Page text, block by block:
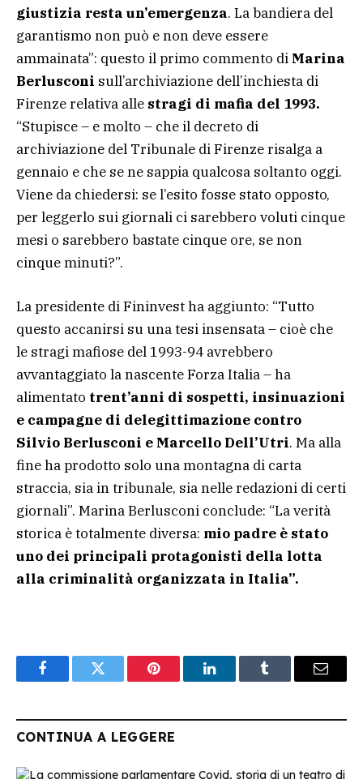
giustizia resta un’emergenza. La bandiera del
garantismo non può e non deve essere
ammainata”: questo il primo commento di Marina
Berlusconi sull’archiviazione dell’inchiesta di
Firenze relativa alle stragi di mafia del 1993.
“Stupisce – e molto – che il decreto di
archiviazione del Tribunale di Firenze risalga a
gennaio e che se ne sappia qualcosa soltanto oggi.
Viene da chiedersi: se l’esito fosse stato opposto,
per leggerlo sui giornali ci sarebbero voluti cinque
mesi o sarebbero bastate cinque ore, se non
cinque minuti?”.
La presidente di Fininvest ha aggiunto: “Tutto
questo accanirsi su una tesi insensata – cioè che
le stragi mafiose del 1993-94 avrebbero
avvantaggiato la nascente Forza Italia – ha
alimentato trent’anni di sospetti, insinuazioni
e campagne di delegittimazione contro
Silvio Berlusconi e Marcello Dell’Utri. Ma alla
fine ha prodotto solo una montagna di carta
straccia, sia in tribunale, sia nelle redazioni di certi
giornali”. Marina Berlusconi conclude: “La verità
storica è totalmente diversa: mio padre è stato
uno dei principali protagonisti della lotta
alla criminalità organizzata in Italia”.
FacebookTwitter Pinterest LinkedInTumblr Email
CONTINUA A LEGGERE